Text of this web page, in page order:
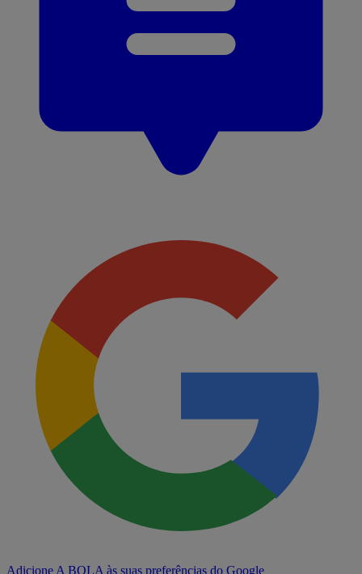
Adicione A BOLA às suas preferências do Google